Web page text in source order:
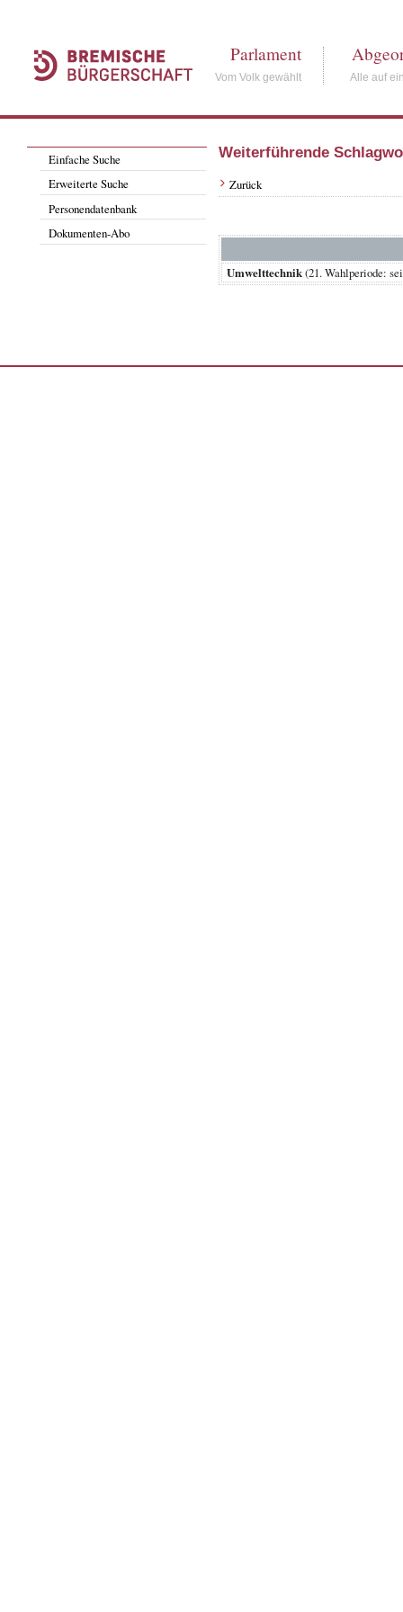
Parlament
Vom Volk gewählt Alle auf
Einfache Suche
Erweiterte Suche
Personendatenbank
Dokumenten-Abo
Weiterführende
Zurück
Umwelttechnik(21.